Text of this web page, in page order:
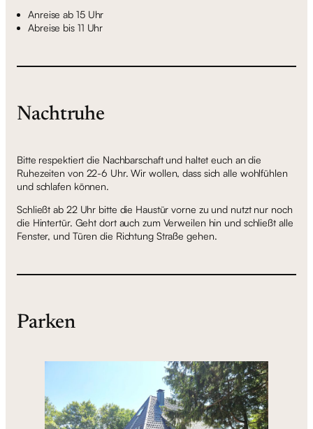
Anreise ab 15 Uhr
Abreise bis 11 Uhr
Nachtruhe
Bitte respektiert die Nachbarschaft und haltet euch an die
Ruhezeiten von 22-6 Uhr. Wir wollen, dass sich alle wohlfühlen
und schlafen können.
Schließt ab 22 Uhr bitte die Haustür vorne zu und nutzt nur noch
die Hintertür. Geht dort auch zum Verweilen hin und schließt alle
Fenster, und Türen die Richtung Straße gehen.
Parken